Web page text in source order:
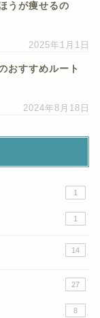
うが痩せるの
2025年1月1日
おすすめルート
2024年8月18日
1
1
14
27
8